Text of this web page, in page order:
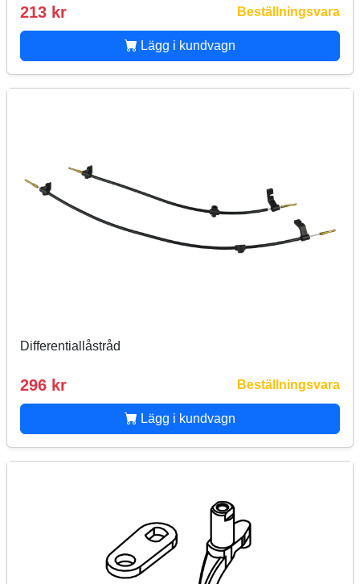
213 kr Beställningsvara
Lägg i kundvagn
Differentiallåstråd
296 kr Beställningsvara
Lägg i kundvagn